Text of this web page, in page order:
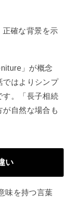
確な背景を示
」が概念
ではよりシンプ
す。「長子相続
自然な場合も
い
味を持つ言葉